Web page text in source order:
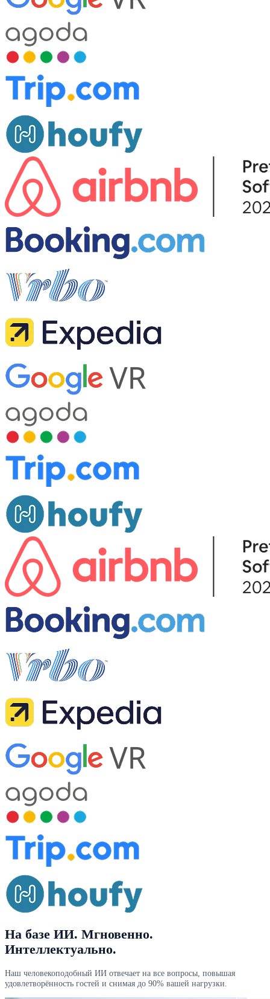
На базе ИИ. Мгновенно.
Интеллектуально.
Наш человекоподобный ИИ отвечает на все вопросы, повышая
удовлетворённость гостей и снимая до 90% вашей нагрузки.